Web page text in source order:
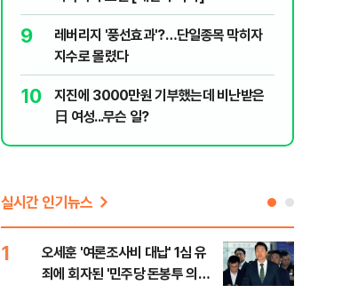
9
레버리지 '풍선효과'?…단일종목 막히자
지수로 몰렸다
10
지진에 3000만원 기부했는데 비난받은
日 여성...무슨 일?
실시간 인기뉴스
1
오세훈 '여론조사비 대납' 1심 유
죄에 회자된 '민주당 돈봉투 의